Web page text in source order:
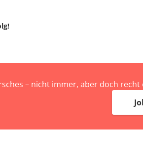
– nicht immer, aber doch